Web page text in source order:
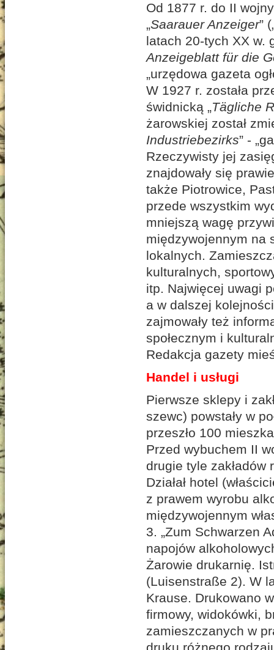
Od 1877 r. do II
„Saarauer Anzeiger”
latach 20-tych XX w.
Anzeigeblatt für die
„urzędowa gazeta
W 1927 r. została
świdnicką „Tägliche
żarowskiej został
Industriebezirks” -
Rzeczywisty jej
znajdowały się
także Piotrowice,
przede wszystkim
mniejszą wagę
międzywojennym na
lokalnych.
kulturalnych,
itp. Najwięcej uwagi
a w dalszej
zajmowały też
społecznym i
Redakcja gazety
Handel i usługi
Pierwsze sklepy i
szewc) powstały w
przeszło 100
Przed wybuchem II
drugie tyle
Działał hotel
z prawem wyrobu
międzywojennym
3. „Zum Schwarzen
napojów
Żarowie drukarnię.
(Luisenstraße 2). W
Krause. Drukowano
firmowy, widokówki,
zamieszczanych w